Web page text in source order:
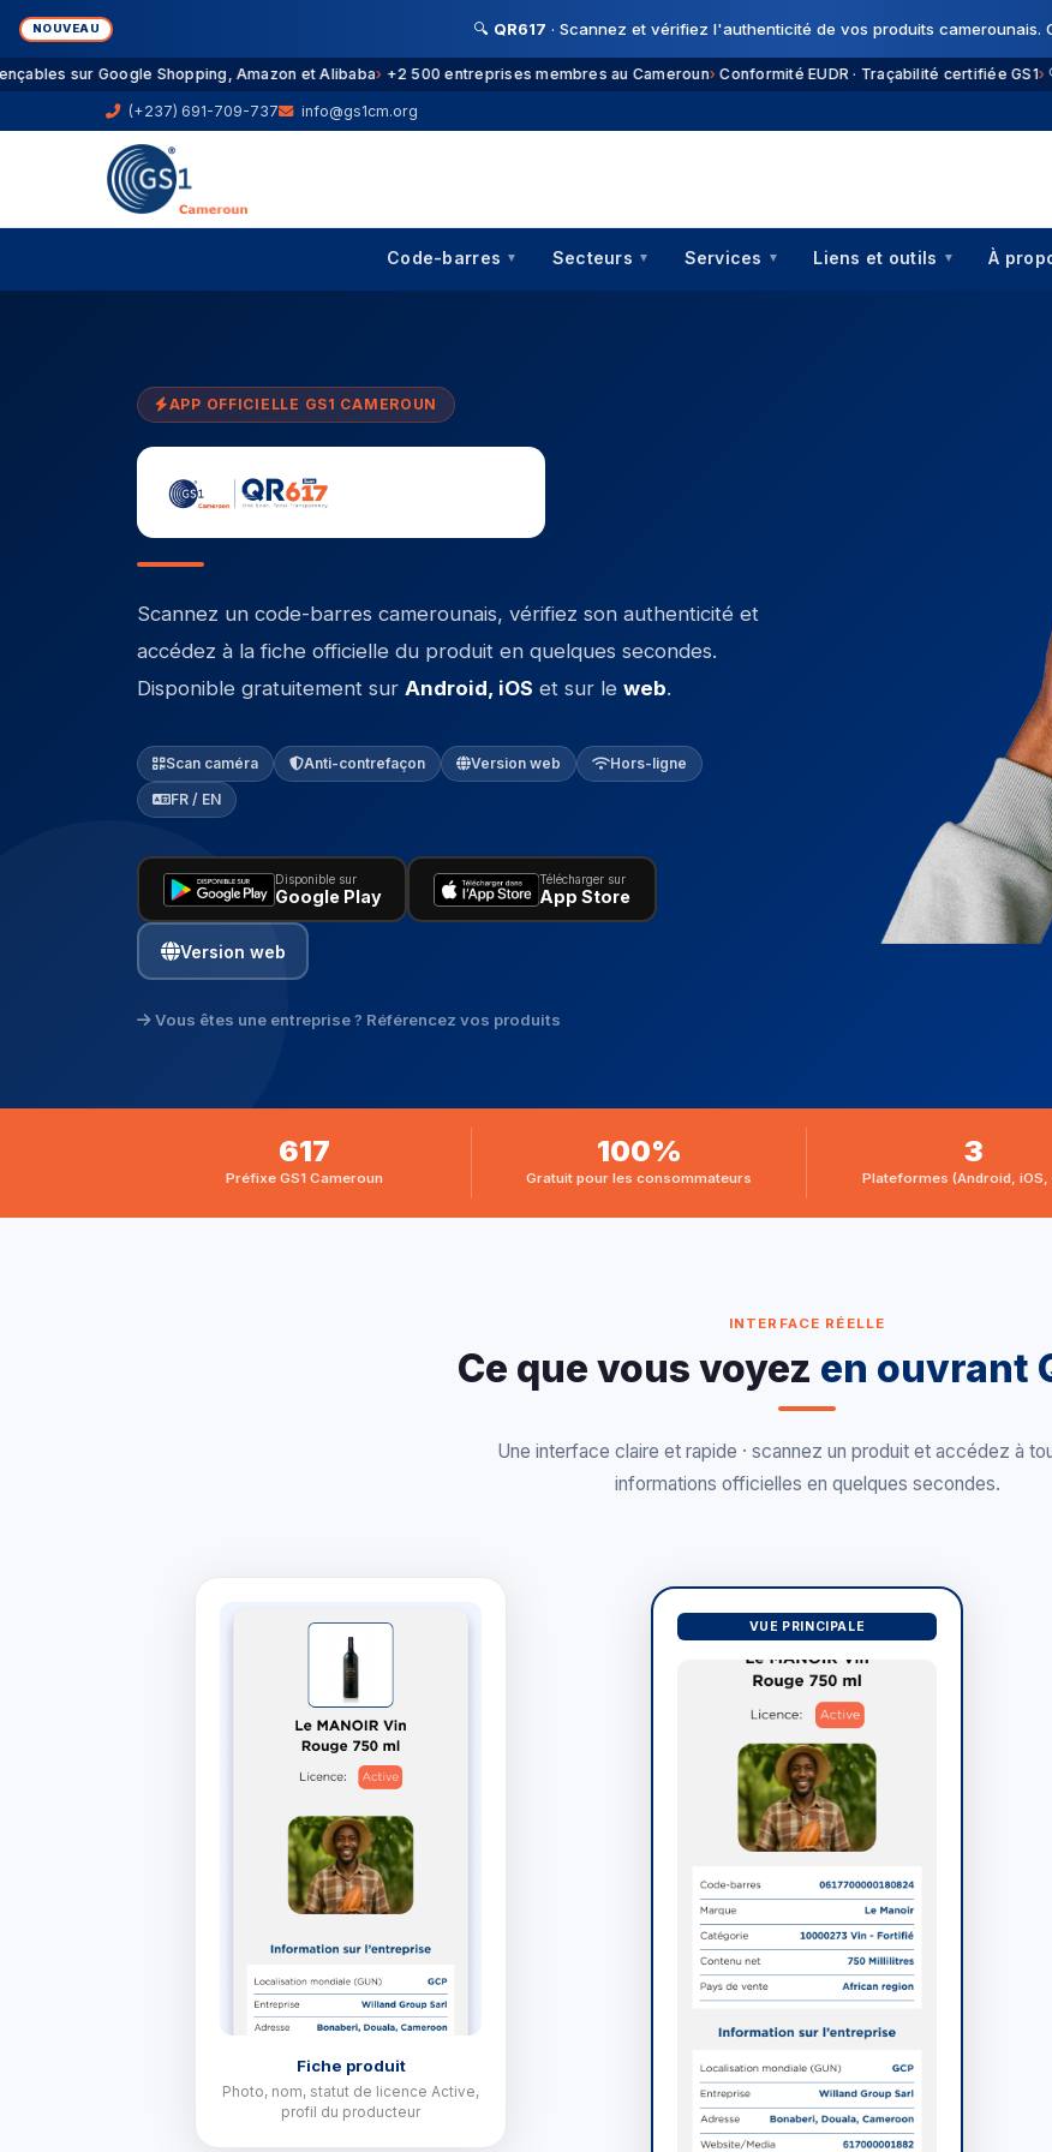
NOUVEAU 🔍 QR617 · Scannez et vérifiez l'authenticité de vos produits camerounais.
sur Google Shopping, Amazon et Alibaba +2 500 entreprises membres au Cameroun Conformité EUDR · Traçabilité certifiée GS1 🔍
(+237) 691-709-737 info@gs1cm.org
Code-barres ▼ Secteurs ▼ Services ▼ Liens et outils ▼ À
APP OFFICIELLE GS1 CAMEROUN
Scannez un code-barres camerounais, vérifiez son authenticité et
accédez à la fiche officielle du produit en quelques secondes.
Disponible gratuitement sur Android, iOS et sur le web.
Scan caméra Anti-contrefaçon Version web
Hors-ligne
FR / EN
Disponible sur
Google Play
Télécharger sur
App Store
Version web
Vous êtes une entreprise ? Référencez vos produits
617
Préfixe GS1 Cameroun
100%
Gratuit pour les consommateurs
3
Plateformes (Android, iOS,
INTERFACE RÉELLE
Ce que vous voyez en ouvrant
Une interface claire et rapide · scannez un produit et accédez à
informations officielles en quelques secondes.
Fiche produit
Photo, nom, statut de licence Active,
profil du producteur
VUE PRINCIPALE